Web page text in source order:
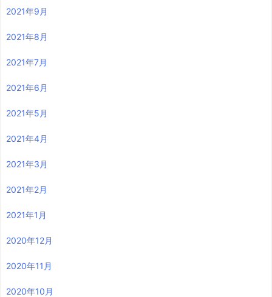
2021年9月
2021年8月
2021年7月
2021年6月
2021年5月
2021年4月
2021年3月
2021年2月
2021年1月
2020年12月
2020年11月
2020年10月